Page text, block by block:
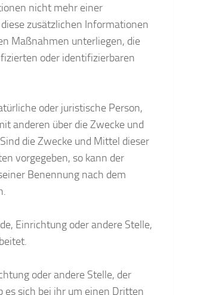
nicht mehr einer
zusätzlichen Informationen
Maßnahmen unterliegen, die
oder identifizierbaren
oder juristische Person,
anderen über die Zwecke und
die Zwecke und Mittel dieser
vorgegeben, so kann der
Benennung nach dem
Einrichtung oder andere Stelle,
oder andere Stelle, der
es sich bei ihr um einen Dritten